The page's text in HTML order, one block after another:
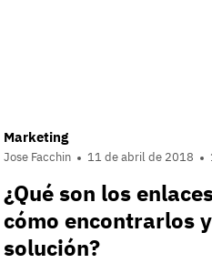
Marketing
Jose Facchin 11 de abril de 2018
¿Qué son los
cómo encontrarlos
solución?